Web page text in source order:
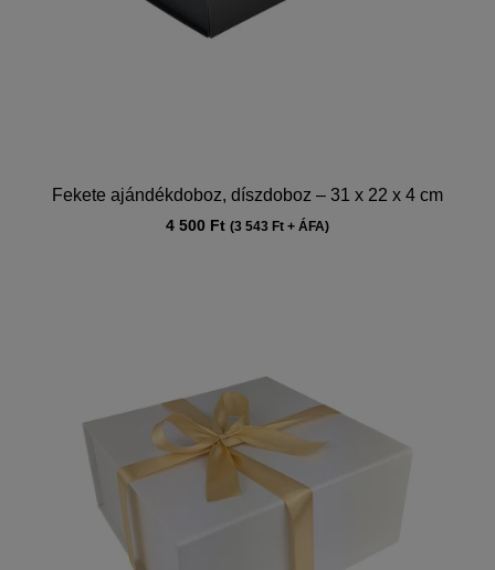
Fekete ajándékdoboz, díszdoboz – 31 x 22 x 4 cm
4 500 Ft (3 543 Ft + ÁFA)